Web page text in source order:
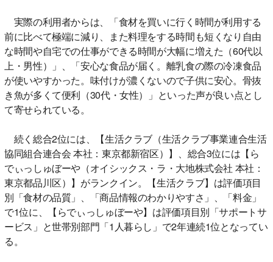
実際の利用者からは、「食材を買いに行く時間が利用する
前に比べて極端に減り、また料理をする時間も短くなり自由
な時間や自宅での仕事ができる時間が大幅に増えた（60代以
上・男性）」、「安心な食品が届く。離乳食の際の冷凍食品
が使いやすかった。味付けが濃くないので子供に安心。骨抜
き魚が多くて便利（30代・女性）」といった声が良い点とし
て寄せられている。
続く総合2位には、【生活クラブ（生活クラブ事業連合生活
協同組合連合会 本社：東京都新宿区）】、総合3位には【ら
でぃっしゅぼーや（オイシックス・ラ・大地株式会社 本社：
東京都品川区）】がランクイン。【生活クラブ】は評価項目
別「食材の品質」、「商品情報のわかりやすさ」、「料金」
で1位に、【らでぃっしゅぼーや】は評価項目別「サポートサ
ービス」と世帯別部門「1人暮らし」で2年連続1位となってい
る。